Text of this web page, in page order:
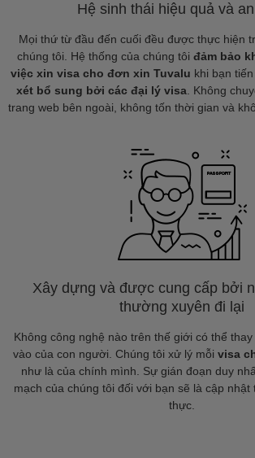
Hệ sinh thái hiệu quả và
Mọi thứ từ đầu đến cuối đều được thực hiện
chúng tôi. Hệ thống của chúng tôi đảm bảo
việc xin visa cho đơn xin Tuvalu khi bạn
xét bổ sung bởi các đại lý visa. Không
trang web bên ngoài, không tốn thời gian và
Xây dựng và được cung cấp bởi
thường xuyên đi lại
Không công nghệ nào trên thế giới có thể
vào của con người. Chúng tôi xử lý mỗi visa
như là của chính mình. Sự gián đoạn duy
mạch của chúng tôi đối với bạn sẽ là cập nhật
thực.